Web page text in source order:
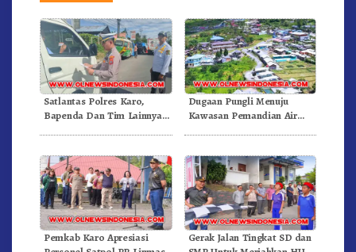
Satlantas Polres Karo,
Bapenda Dan Tim Lainnya
Dugaan Pungli Menuju
Kawasan Pemandian Air
Pemkab Karo Apresiasi
Gerak Jalan Tingkat SD dan